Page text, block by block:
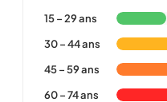
15 – 29 ans
30 – 44 ans
45 – 59 ans
60 – 74 ans